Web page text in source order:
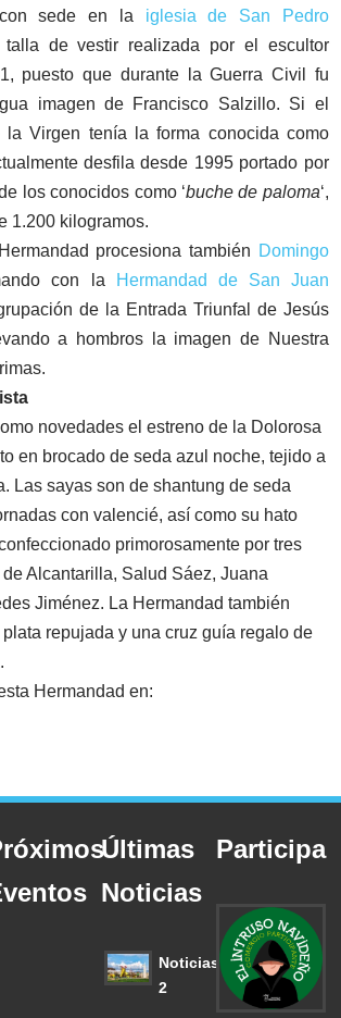
sede en la iglesia de San Pedro
de vestir realizada por el escultor
puesto que durante la Guerra Civil fu
imagen de Francisco Salzillo. Si el
la Virgen tenía la forma conocida como
desfila desde 1995 portado por
los conocidos como ‘buche de paloma‘,
1.200 kilogramos.
procesiona también Domingo
con la
Hermandad de San Juan
de la Entrada Triunfal de Jesús
a hombros la imagen de Nuestra
novedades el estreno de la Dolorosa
en brocado de seda azul noche, tejido a
Las sayas son de shantung de seda
con valencié, así como su hato
primorosamente por tres
Alcantarilla, Salud Sáez, Juana
Jiménez. La Hermandad también
repujada y una cruz guía regalo de
Hermandad en:
Últimas
Noticias
Noticias
2
Participa